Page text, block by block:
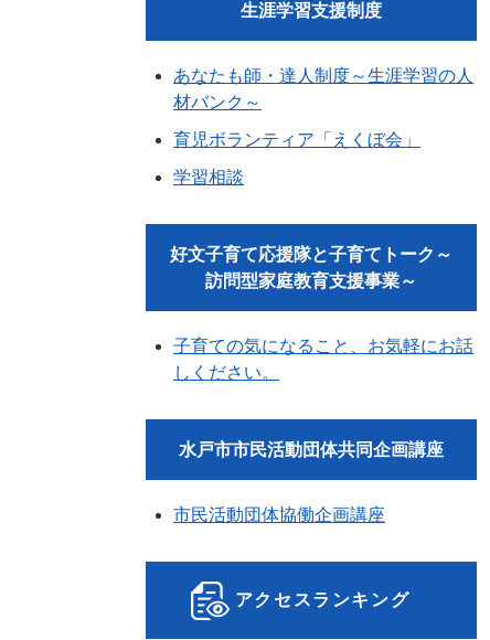
生涯学習支援制度
あなたも師・達人制度～生涯学習の人
材バンク～
育児ボランティア「えくぼ会」
学習相談
好文子育て応援隊と子育てトーク～
訪問型家庭教育支援事業～
子育ての気になること、お気軽にお話
しください。
水戸市市民活動団体共同企画講座
市民活動団体協働企画講座
アクセスランキング